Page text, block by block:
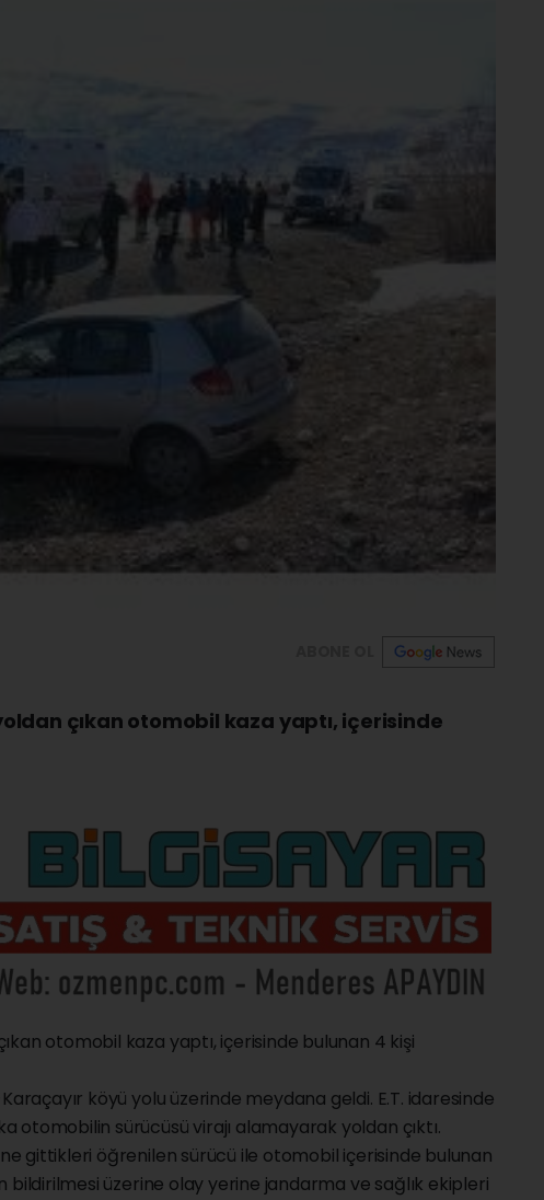
çıkan otomobil kaza yaptı, içerisinde
otomobil kaza yaptı, içerisinde bulunan 4 kişi
köyü yolu üzerinde meydana geldi. E.T. idaresinde
otomobilin sürücüsü virajı alamayarak yoldan çıktı.
gittikleri öğrenilen sürücü ile otomobil içerisinde bulunan
bildirilmesi üzerine olay yerine jandarma ve sağlık ekipleri